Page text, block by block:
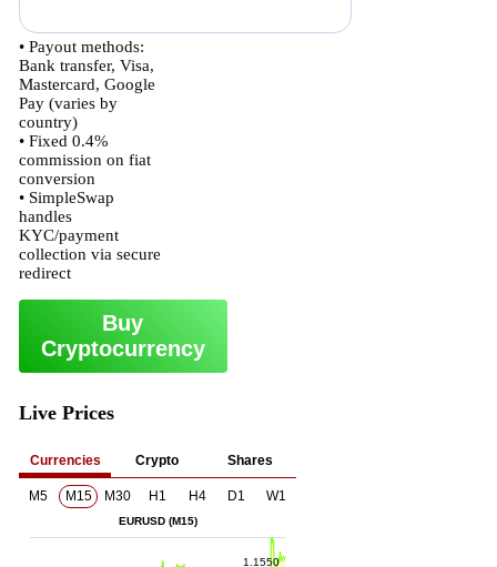
• Payout methods:
Bank transfer, Visa,
Mastercard, Google
Pay (varies by
country)
• Fixed 0.4%
commission on fiat
conversion
• SimpleSwap
handles
KYC/payment
collection via secure
redirect
Buy
Cryptocurrency
Live Prices